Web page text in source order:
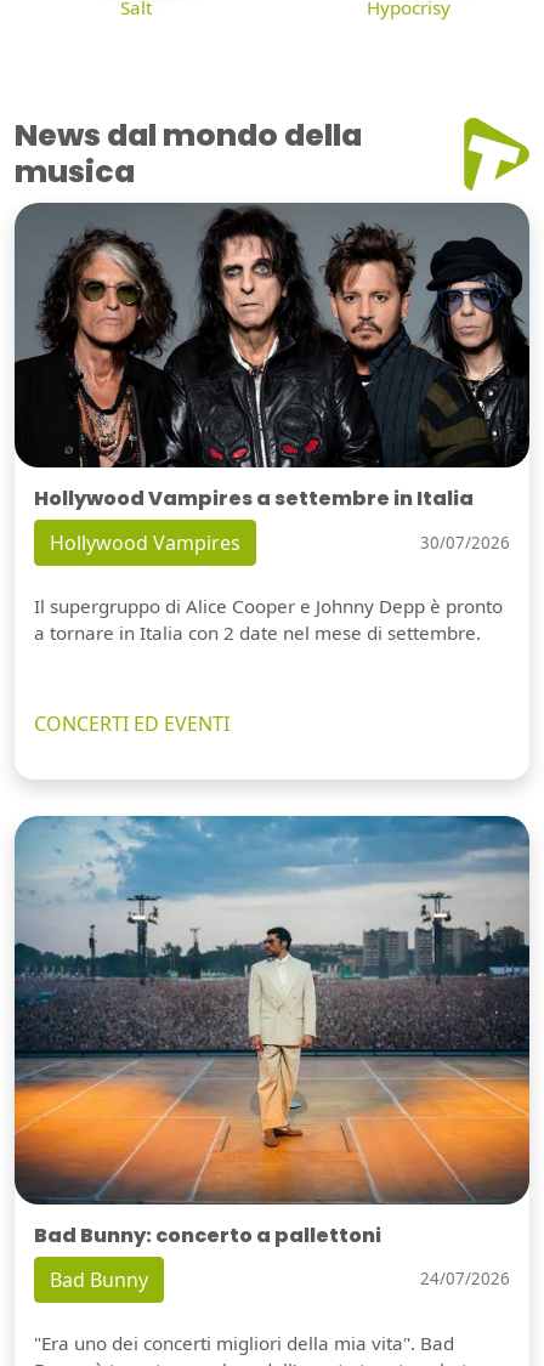
Salt Hypocrisy
News dal mondo della
musica
Hollywood Vampires a settembre in Italia
Hollywood Vampires 30/07/2026
Il supergruppo di Alice Cooper e Johnny Depp è pronto
a tornare in Italia con 2 date nel mese di settembre.
CONCERTI ED EVENTI
Bad Bunny: concerto a pallettoni
Bad Bunny 24/07/2026
"Era uno dei concerti migliori della mia vita". Bad